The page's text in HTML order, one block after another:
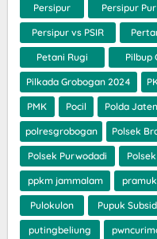
Persipur Persipur
Persipur vs PSIR
Petani Rugi Pilbup
Pilkada Grobogan 2024
PMK Pocil Polda
polresgrobogan Polsek
Polsek Purwodadi
ppkm jammalam
Pulokulon Pupuk
putingbeliung